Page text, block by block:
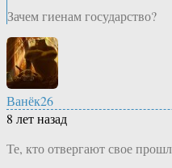
Зачем гиенам государство?
Ванёк26
8 лет назад
Те, кто отвергают свое